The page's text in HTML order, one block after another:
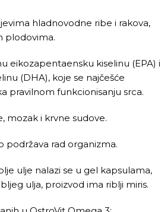
hladnovodne ribe i rakova,
plodovima.
eikozapentaensku kiselinu (EPA) i
(DHA), koje se najčešće
pravilnom funkcionisanju srca.
mozak i krvne sudove.
podržava rad organizma.
ulje nalazi se u gel kapsulama,
ulja, proizvod ima riblji miris.